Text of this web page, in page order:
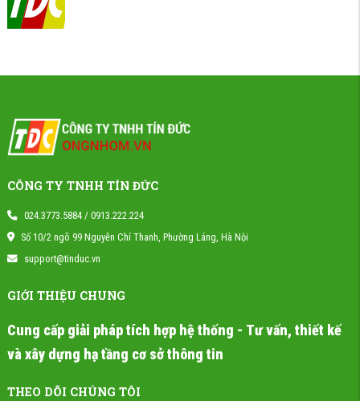
CÔNG TY TNHH TÍN ĐỨC
024.3773.5884 / 0913.222.224
Số 10/2 ngõ 99 Nguyễn Chí Thanh, Phường Láng, Hà Nội
support@tinduc.vn
GIỚI THIỆU CHUNG
Cung cấp giải pháp tích hợp hệ thống - Tư vấn, thiết kế
và xây dựng hạ tầng cơ sở thông tin
THEO DÕI CHÚNG TÔI